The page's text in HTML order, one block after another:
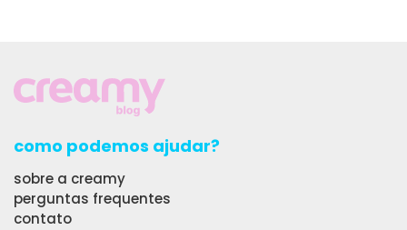
como podemos ajudar?
sobre a creamy
perguntas frequentes
contato